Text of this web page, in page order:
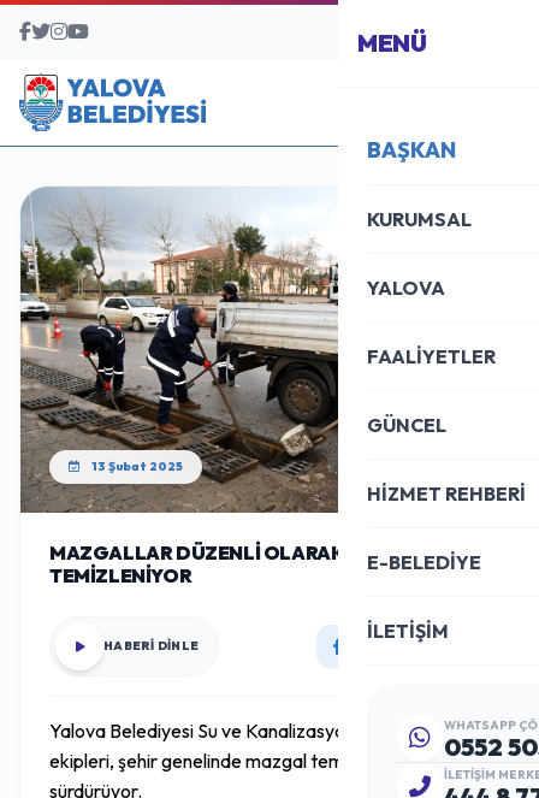
BAŞVURU MERKEZİ
MENÜ
BAŞKAN
KURUMSAL
YALOVA
FAALİYETLER
GÜNCEL
HİZMET REHBERİ
E-BELEDİYE
İLETİŞİM
WHATSAPP
0552
İLETIŞIM
13 Şubat 2025
MAZGALLAR DÜZENLİ OLARAK
TEMİZLENİYOR
HABERİ DİNLE
Yalova Belediyesi Su ve Kanalizasyon İşleri Müdürlüğü
ekipleri, şehir genelinde mazgal temizlik çalışmalarını
sürdürüyor.